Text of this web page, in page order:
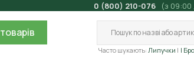
0 (800) 210-076 (з 09:00
Часто шукають: Липучки |